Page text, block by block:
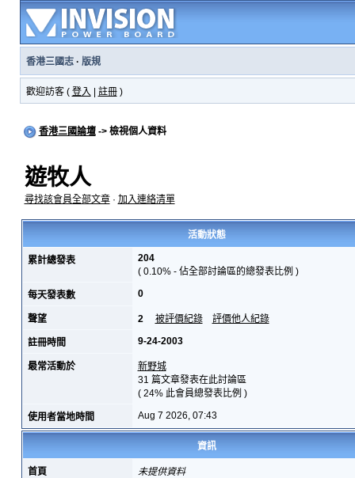
香港三國志· 版規
歡迎訪客 ( 登入 註冊)
香港三國論壇-> 檢視個人資料
遊牧人
尋找該會員全部文章· 加入連絡清單
活動狀態
累計總發表
204
( 0.10% - 佔全部討論區的總發表比例 )
每天發表數 0
聲望 2 被評價紀錄 評價他人紀錄
註冊時間 9-24-2003
最常活動於
新野城
31 篇文章發表在此討論區
( 24% 此會員總發表比例 )
使用者當地時間 Aug 7 2026, 07:43
資訊
首頁 未提供資料